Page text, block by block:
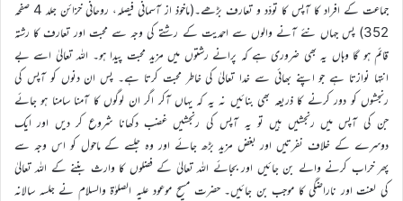
جماعت کے افراد کا آپس کا تودّد و تعارف بڑھے۔(ماخوذ از آسمانی فیصلہ، روحانی خزائن جلد 4 صفحہ
352) پس جہاں نئے آنے والوں سے احمدیت کے رشتے کی وجہ سے محبت اور تعارف کا رشتہ
قائم ہو گا وہاں یہ بھی ضروری ہے کہ پرانے رشتوں میں مزید محبت پیدا ہو۔ اللہ تعالیٰ اسے بے
انتہا نوازتا ہے جو اپنے بھائی سے خدا تعالیٰ کی خاطر محبت کرتا ہے۔ پس ان دنوں کو آپس کی
رنجشوں کو دور کرنے کا ذریعہ بھی بنائیں نہ یہ کہ یہاں آکر اگر ان لوگوں کا آمنا سامنا ہو جائے
جن کی آپس میں رنجشیں ہیں تو یہ آپس کی رنجشیں غضب دکھانا شروع کر دیں اور ایک
دوسرے کے خلاف نفرتیں اور بغض مزید بڑھ جائے اور وہ جلسے کے ماحول کو اس وجہ سے
پھر خراب کرنے والے بن جائیں اور بجائے اللہ تعالیٰ کے فضلوں کا وارث بننے کے اللہ تعالیٰ
کی لعنت اور ناراضگی کا موجب بن جائیں۔ حضرت مسیح موعود علیہ الصلوٰة والسلام نے جلسہ سالانہ